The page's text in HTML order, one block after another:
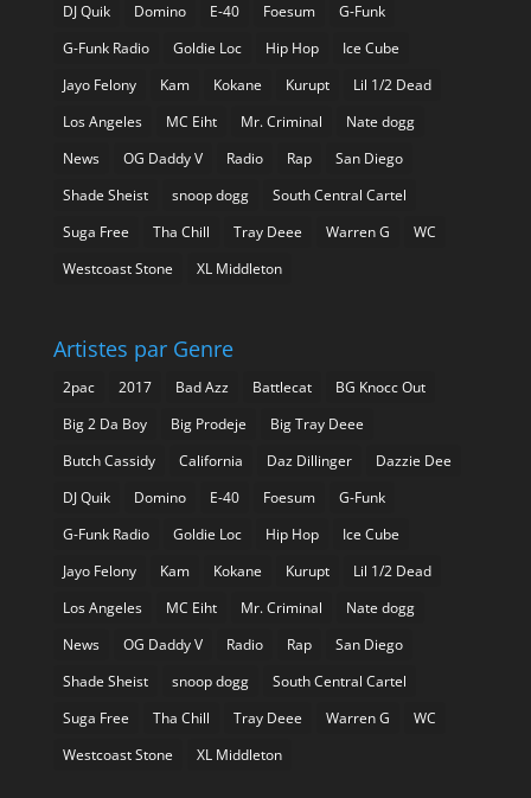
DJ Quik
Domino E-40 Foesum
G-Funk
G-Funk Radio
Goldie Loc Hip Hop
Ice Cube
Jayo Felony
Kam Kokane Kurupt
Lil 1/2 Dead
Los Angeles
MC Eiht Mr. Criminal
Nate dogg
News
OG Daddy V Radio Rap
San Diego
Shade Sheist
snoop dogg
South Central Cartel
Suga Free
Tha Chill Tray Deee Warren G
WC
Westcoast Stone
XL Middleton
Artistes par Genre
2pac 2017 Bad Azz Battlecat
BG Knocc Out
Big 2 Da Boy
Big Prodeje
Big Tray Deee
Butch Cassidy
California Daz Dillinger
Dazzie Dee
DJ Quik
Domino E-40 Foesum
G-Funk
G-Funk Radio
Goldie Loc Hip Hop
Ice Cube
Jayo Felony
Kam Kokane Kurupt
Lil 1/2 Dead
Los Angeles
MC Eiht Mr. Criminal
Nate dogg
News
OG Daddy V Radio Rap
San Diego
Shade Sheist
snoop dogg
South Central Cartel
Suga Free
Tha Chill Tray Deee Warren G
WC
Westcoast Stone
XL Middleton